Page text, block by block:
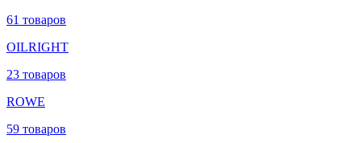
61 товаров
OILRIGHT
23 товаров
ROWE
59 товаров